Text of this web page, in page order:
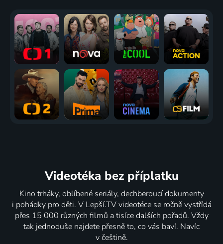
Videotéka bez příplatku
Kino trháky, oblíbené seriály, dechberoucí dokumenty
i pohádky pro děti. V Lepší.TV videotéce se ročně vystřídá
přes 15 000 různých filmů a tisíce dalších pořadů. Vždy
tak jednoduše najdete přesně to, co vás baví. Navíc
v češtině.